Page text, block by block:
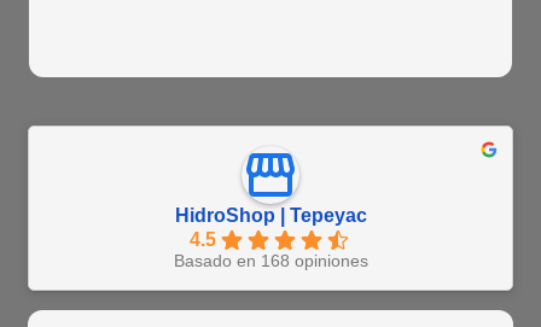
HidroShop | Tepeyac
4.5
Basado en 168 opiniones